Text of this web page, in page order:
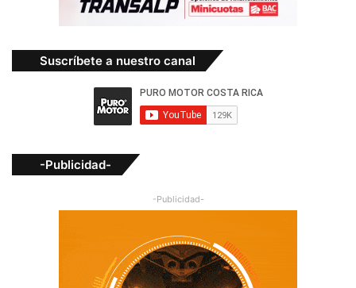
Suscríbete a nuestro canal
-Publicidad-
-Publicidad-